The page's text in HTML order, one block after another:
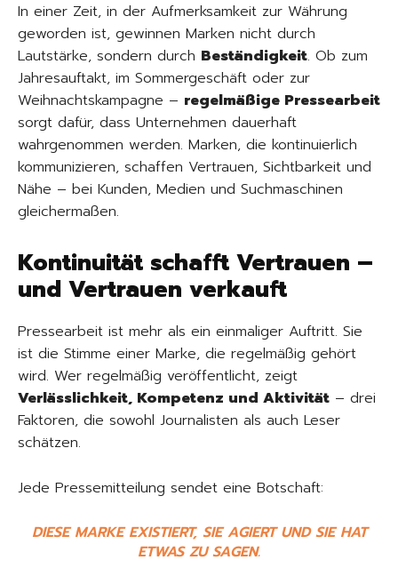
In einer Zeit, in der Aufmerksamkeit zur Währung
geworden ist, gewinnen Marken nicht durch
Lautstärke, sondern durch Beständigkeit. Ob zum
Jahresauftakt, im Sommergeschäft oder zur
Weihnachtskampagne – regelmäßige Pressearbeit
sorgt dafür, dass Unternehmen dauerhaft
wahrgenommen werden. Marken, die kontinuierlich
kommunizieren, schaffen Vertrauen, Sichtbarkeit und
Nähe – bei Kunden, Medien und Suchmaschinen
gleichermaßen.
Kontinuität schafft Vertrauen –
und Vertrauen verkauft
Pressearbeit ist mehr als ein einmaliger Auftritt. Sie
ist die Stimme einer Marke, die regelmäßig gehört
wird. Wer regelmäßig veröffentlicht, zeigt
Verlässlichkeit, Kompetenz und Aktivität – drei
Faktoren, die sowohl Journalisten als auch Leser
schätzen.
Jede Pressemitteilung sendet eine Botschaft:
DIESE MARKE EXISTIERT, SIE AGIERT UND SIE HAT
ETWAS ZU SAGEN.